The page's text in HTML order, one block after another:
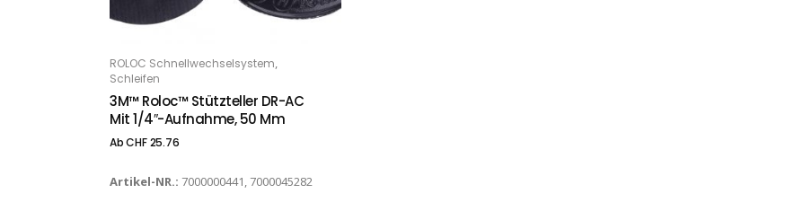
OPTIONS
ROLOC Schnellwechselsystem
Schleifen
3M™ Roloc™ Stützteller DR-AC
Mit 1/4″-Aufnahme, 50 Mm
AbCHF25.76
Artikel-NR.: 7000000441, 7000045282